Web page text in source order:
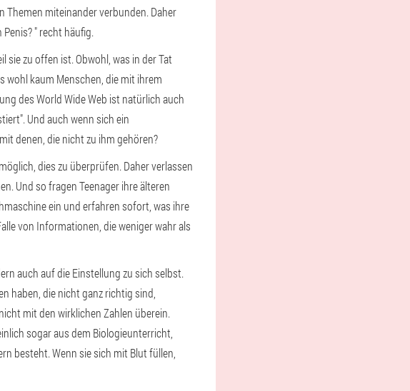
Themen miteinander verbunden. Daher
" recht häufig.
zu offen ist. Obwohl, was in der Tat
wohl kaum Menschen, die mit ihrem
des World Wide Web ist natürlich auch
Und auch wenn sich ein
denen, die nicht zu ihm gehören?
dies zu überprüfen. Daher verlassen
Und so fragen Teenager ihre älteren
ein und erfahren sofort, was ihre
von Informationen, die weniger wahr als
auch auf die Einstellung zu sich selbst.
haben, die nicht ganz richtig sind,
mit den wirklichen Zahlen überein.
sogar aus dem Biologieunterricht,
besteht. Wenn sie sich mit Blut füllen,